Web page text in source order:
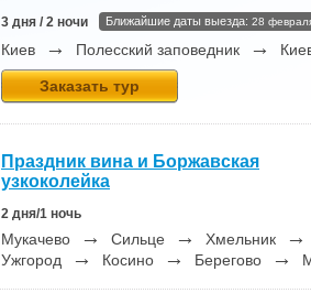
3 дня / 2 ночи Ближайшие даты выезда: 28
Киев → Полесский заповедник →
Заказать тур
Праздник вина и Боржавская
узкоколейка
2 дня/1 ночь
Мукачево → Сильце → Хмельник →
Ужгород → Косино → Берегово →